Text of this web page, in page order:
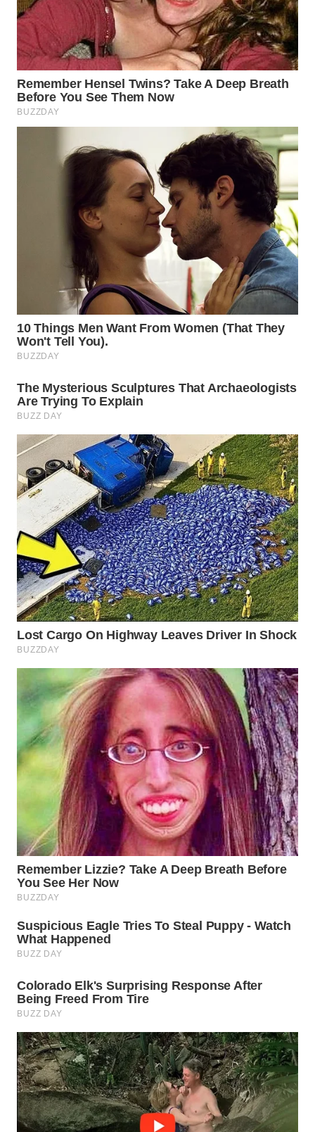
WN
INDRAMAYU
WN
KUNINGAN
MAJALENGKA
SUKABUMI
PURWAKARTA
WN
WN
SEMARANG
WN
SOLO
WN
BOROBUDUR
WN
MADURA
WN
SURABAYA
WN
NATUNA
WN
BINTAN
WN
MANDALIKA
WN
LIKUPANG
WN
LABUANBAJO
WN
BORNEO
Wahana
Media
Group
WAHANA
NEWS
WAHANA
TANI